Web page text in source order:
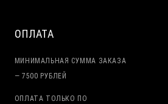
ОПЛАТА
МИНИМАЛЬНАЯ СУММА ЗАКАЗА
— 7500 РУБЛЕЙ
ОПЛАТА ТОЛЬКО ПО